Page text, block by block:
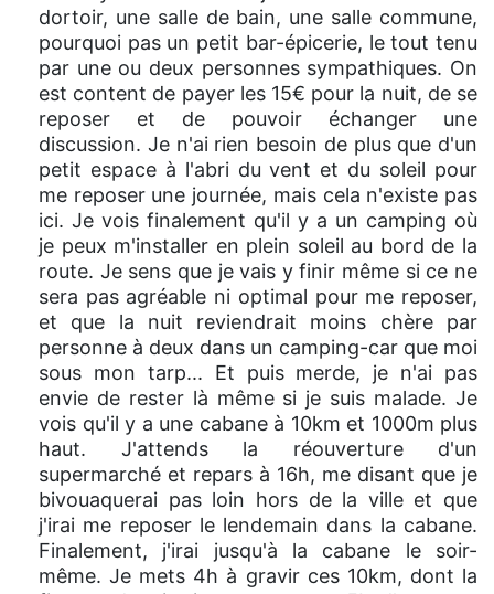
dortoir, une salle de bain, une salle commune,
pourquoi pas un petit bar-épicerie, le tout tenu
par une ou deux personnes sympathiques. On
est content de payer les 15€ pour la nuit, de se
reposer et de pouvoir échanger une
discussion. Je n'ai rien besoin de plus que d'un
petit espace à l'abri du vent et du soleil pour
me reposer une journée, mais cela n'existe pas
ici. Je vois finalement qu'il y a un camping où
je peux m'installer en plein soleil au bord de la
route. Je sens que je vais y finir même si ce ne
sera pas agréable ni optimal pour me reposer,
et que la nuit reviendrait moins chère par
personne à deux dans un camping-car que moi
sous mon tarp... Et puis merde, je n'ai pas
envie de rester là même si je suis malade. Je
vois qu'il y a une cabane à 10km et 1000m plus
haut. J'attends la réouverture d'un
supermarché et repars à 16h, me disant que je
bivouaquerai pas loin hors de la ville et que
j'irai me reposer le lendemain dans la cabane.
Finalement, j'irai jusqu'à la cabane le soir-
même. Je mets 4h à gravir ces 10km, dont la